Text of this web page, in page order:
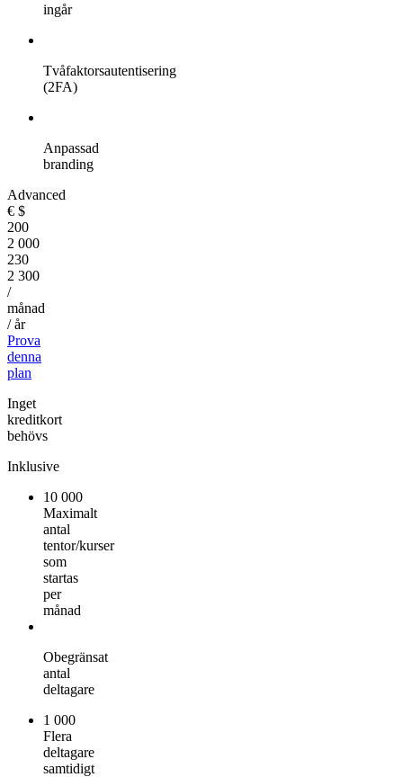
ingår
Tvåfaktorsautentisering
(2FA)
Anpassad
branding
Advanced
€ $
200
2 000
230
2 300
/
månad
/ år
Prova
denna
plan
Inget
kreditkort
behövs
Inklusive
10 000
Maximalt
antal
tentor/kurser
som
startas
per
månad
Obegränsat
antal
deltagare
1 000
Flera
deltagare
samtidigt